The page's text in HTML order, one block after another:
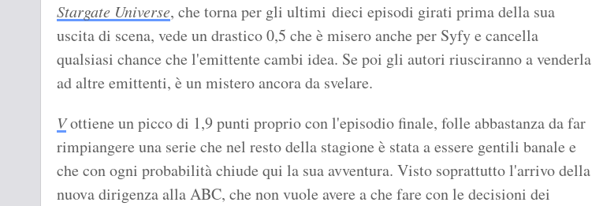
Stargate Universe, che torna per gli ultimi dieci episodi girati prima della sua
uscita di scena, vede un drastico 0,5 che è misero anche per Syfy e cancella
qualsiasi chance che l'emittente cambi idea. Se poi gli autori riusciranno a venderla
ad altre emittenti, è un mistero ancora da svelare.
Vottiene un picco di 1,9 punti proprio con l'episodio finale, folle abbastanza da far
rimpiangere una serie che nel resto della stagione è stata a essere gentili banale e
che con ogni probabilità chiude qui la sua avventura. Visto soprattutto l'arrivo della
nuova dirigenza alla ABC, che non vuole avere a che fare con le decisioni dei